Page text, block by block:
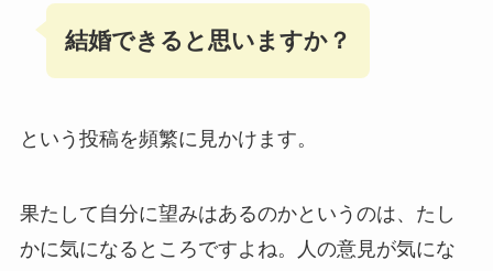
結婚できると思いますか？
という投稿を頻繁に見かけます。
果たして自分に望みはあるのかというのは、たし
かに気になるところですよね。人の意見が気にな